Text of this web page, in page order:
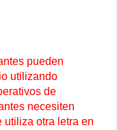
pueden
utilizando
de
necesiten
utiliza otra letra en